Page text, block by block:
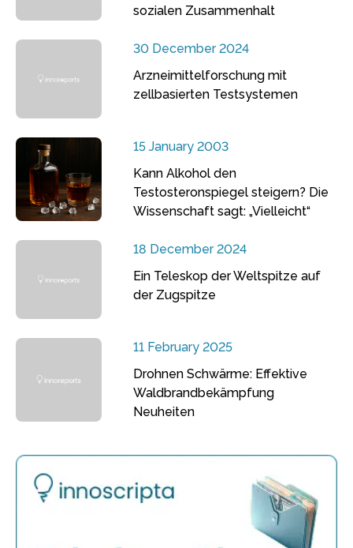
sozialen Zusammenhalt
30 December 2024
Arzneimittelforschung mit
zellbasierten Testsystemen
15 January 2003
Kann Alkohol den
Testosteronspiegel steigern? Die
Wissenschaft sagt: „Vielleicht“
18 December 2024
Ein Teleskop der Weltspitze auf
der Zugspitze
11 February 2025
Drohnen Schwärme: Effektive
Waldbrandbekämpfung
Neuheiten